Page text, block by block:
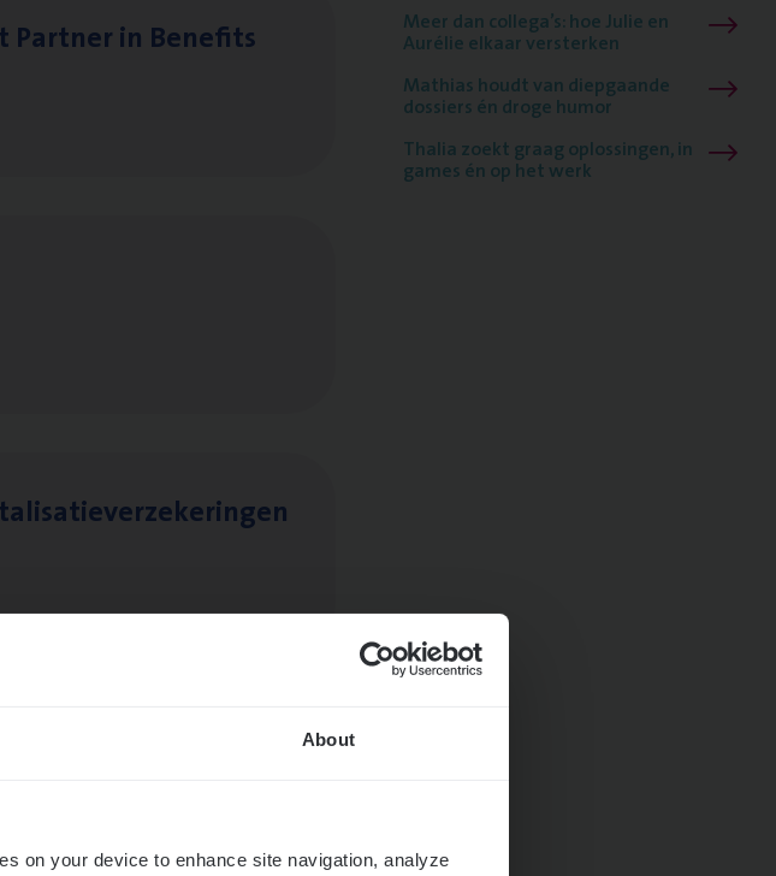
About
on your device to enhance site navigation, analyze
in Benefits
Inkomen
Meer dan collega’s: hoe Julie en
Aurélie elkaar versterken
Mathias houdt van diepgaande
dossiers én droge humor
Thalia zoekt graag oplossingen, in
games én op het werk